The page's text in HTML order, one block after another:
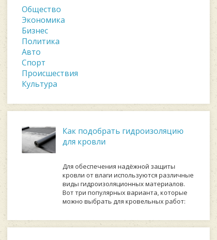
Общество
Экономика
Бизнес
Политика
Авто
Спорт
Происшествия
Культура
Как подобрать гидроизоляцию
для кровли
Для обеспечения надёжной защиты
кровли от влаги используются различные
виды гидроизоляционных материалов.
Вот три популярных варианта, которые
можно выбрать для кровельных работ: